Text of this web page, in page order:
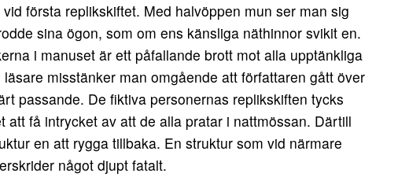
första replikskiftet. Med halvöppen mun ser man sig
sina ögon, som om ens känsliga näthinnor svikit en.
i manuset är ett påfallande brott mot alla upptänkliga
misstänker man omgående att författaren gått över
passande. De fiktiva personernas replikskiften tycks
att få intrycket av att de alla pratar i nattmössan. Därtill
en att rygga tillbaka. En struktur som vid närmare
något djupt fatalt.